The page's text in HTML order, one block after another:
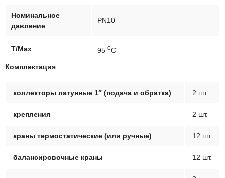
Номинальное
давление
PN10
T/Max 95 оC
Комплектация
коллекторы латунные 1″ (подача и обратка) 2 шт.
крепления 2 шт.
краны термостатические (или ручные) 12 шт.
балансировочные краны 12 шт.